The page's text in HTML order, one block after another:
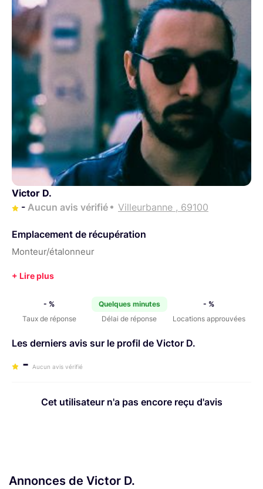
Victor D.
- Aucun avis vérifié Villeurbanne , 69100
Emplacement de récupération
Monteur/étalonneur
- %
Taux de réponse
Quelques minutes
Délai de réponse
- %
Locations approuvées
Les derniers avis sur le profil de Victor D.
- Aucun avis vérifié
Cet utilisateur n'a pas encore reçu d'avis
Annonces de Victor D.